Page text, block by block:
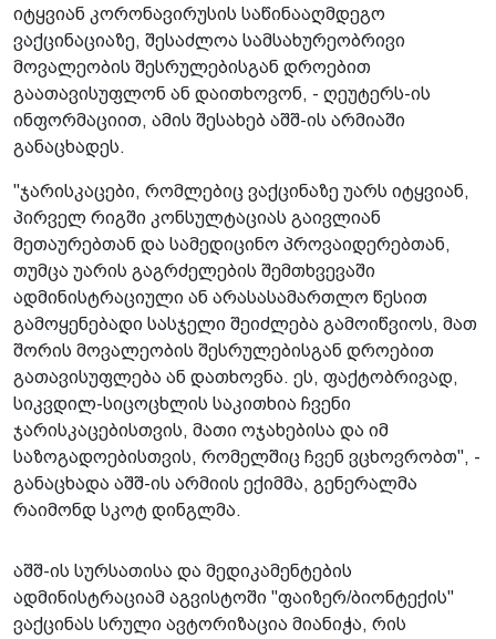
იტყვიან კორონავირუსის საწინააღმდეგო
ვაქცინაციაზე, შესაძლოა სამსახურეობრივი
მოვალეობის შესრულებისგან დროებით
გაათავისუფლონ ან დაითხოვონ, - ღეუტერს-ის
ინფორმაციით, ამის შესახებ აშშ-ის არმიაში
განაცხადეს.
"ჯარისკაცები, რომლებიც ვაქცინაზე უარს იტყვიან,
პირველ რიგში კონსულტაციას გაივლიან
მეთაურებთან და სამედიცინო პროვაიდერებთან,
თუმცა უარის გაგრძელების შემთხვევაში
ადმინისტრაციული ან არასასამართლო წესით
გამოყენებადი სასჯელი შეიძლება გამოიწვიოს, მათ
შორის მოვალეობის შესრულებისგან დროებით
გათავისუფლება ან დათხოვნა. ეს, ფაქტობრივად,
სიკვდილ-სიცოცხლის საკითხია ჩვენი
ჯარისკაცებისთვის, მათი ოჯახებისა და იმ
საზოგადოებისთვის, რომელშიც ჩვენ ვცხოვრობთ", -
განაცხადა აშშ-ის არმიის ექიმმა, გენერალმა
რაიმონდ სკოტ დინგლმა.
აშშ-ის სურსათისა და მედიკამენტების
ადმინისტრაციამ აგვისტოში "ფაიზერ/ბიონტექის"
ვაქცინას სრული ავტორიზაცია მიანიჭა, რის